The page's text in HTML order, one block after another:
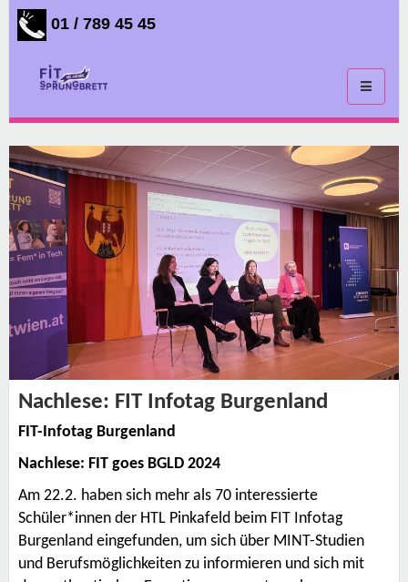
01 / 789 45 45
Toggle
Nachlese: FIT Infotag Burgenland
FIT-Infotag Burgenland
Nachlese: FIT goes BGLD 2024
Am 22.2. haben sich mehr als 70 interessierte
Schüler*innen der HTL Pinkafeld beim FIT Infotag
Burgenland eingefunden, um sich über MINT-Studien
und Berufsmöglichkeiten zu informieren und sich mit